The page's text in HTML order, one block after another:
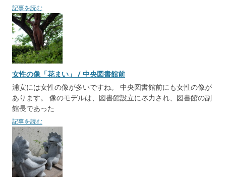
記事を読む
女性の像「花まい」 / 中央図書館前
浦安には女性の像が多いですね。 中央図書館前にも女性の像が
あります。 像のモデルは、図書館設立に尽力され、図書館の副
館長であった
記事を読む